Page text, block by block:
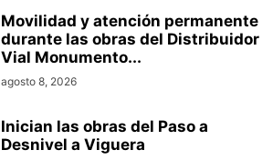
Movilidad y atención permanente
durante las obras del Distribuidor
Vial Monumento...
agosto 8, 2026
Inician las obras del Paso a
Desnivel a Viguera